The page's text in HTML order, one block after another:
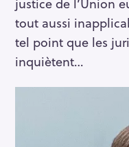
tout aussi
tel point que les
inquiètent…